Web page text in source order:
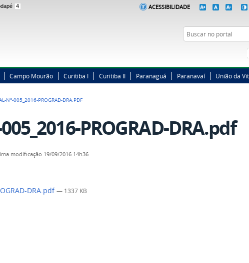
4 ACESSIBILIDADE
Busca
Campo Mourão Curitiba I Curitiba II Paranaguá Paranavaí União da
N°-005_2016-PROGRAD-DRA.PDF
PROGRAD-DRA.pdf
modificação 19/09/2016 14h36
DRA.pdf— 1337 KB